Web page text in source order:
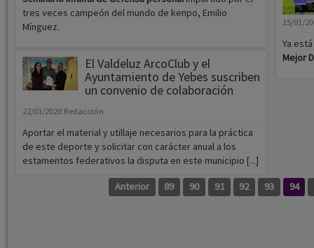
tres veces campeón del mundo de kenpo, Emilio
Mínguez.
El Valdeluz ArcoClub y el
Ayuntamiento de Yebes suscriben
un convenio de colaboración
22/01/2020 Redacción
Aportar el material y utillaje necesarios para la práctica
de este deporte y solicitar con carácter anual a los
estamentos federativos la disputa en este municipio [...]
15/01/
Ya
Mejor
Anterior 89 90 91 92 93 94